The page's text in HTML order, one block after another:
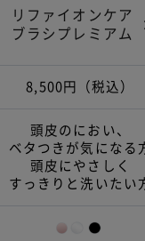
リファイオンケア
ブラシプレミアム
8,500円（税込）
頭皮のにおい、
ベタつきが気になる
頭皮にやさしく
すっきりと洗いたい